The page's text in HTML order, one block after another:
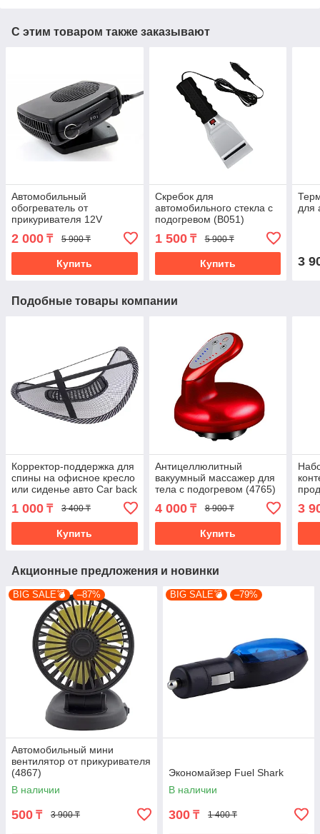
С этим товаром также заказывают
Автомобильный
обогреватель от
прикуривателя 12V
2 000 ₸ 5 900 ₸
Купить
Скребок для
автомобильного стекла с
подогревом (B051)
1 500₸ 5 900 ₸
Купить
для
3
Подобные товары компании
Корректор-поддержка для
спины на офисное кресло
или сиденье авто Car back
1 000 ₸ 3 400 ₸
Купить
Антицеллюлитный
вакуумный массажер для
тела с подогревом (4765)
4 000₸ 8 900 ₸
Купить
3
Акционные предложения и новинки
BIG SALE💣 –87%
Автомобильный мини
вентилятор от прикуривателя
(4867)
В наличии
500 ₸ 3 900 ₸
BIG SALE💣 –79%
Экономайзер Fuel Shark
В наличии
300 ₸ 1 400 ₸